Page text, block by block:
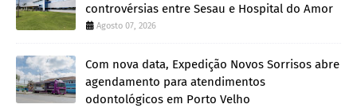
controvérsias entre Sesau e Hospital do Amor
Agosto 07, 2026
Com nova data, Expedição Novos Sorrisos abre
agendamento para atendimentos
odontológicos em Porto Velho